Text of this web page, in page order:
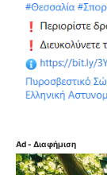
Ad - Διαφήμιση